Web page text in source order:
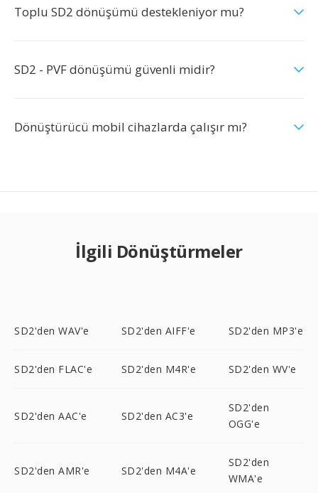
Toplu SD2 dönüşümü destekleniyor mu?
SD2 - PVF dönüşümü güvenli midir?
Dönüştürücü mobil cihazlarda çalışır mı?
İlgili Dönüştürmeler
SD2'den WAV'e SD2'den AIFF'e SD2'den MP3'e
SD2'den FLAC'e SD2'den M4R'e SD2'den WV'e
SD2'den AAC'e SD2'den AC3'e
SD2'den
OGG'e
SD2'den AMR'e SD2'den M4A'e
SD2'den
WMA'e